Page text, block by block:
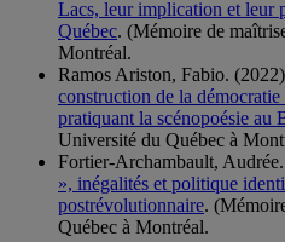
Lacs, leur implication et leur
Québec. (Mémoire de
Montréal.
Ramos Ariston, Fabio. (2022)
construction de la
pratiquant la scénopoésie au
Université du Québec à
Fortier-Archambault,
», inégalités et politique
postrévolutionnaire.
Québec à Montréal.